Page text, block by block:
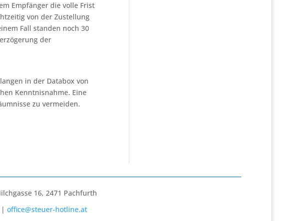
Empfänger die volle Frist
von der Zustellung
Fall standen noch 30
der
in der Databox von
Kenntnisnahme. Eine
zu vermeiden.
16, 2471 Pachfurth
| office@steuer-hotline.at